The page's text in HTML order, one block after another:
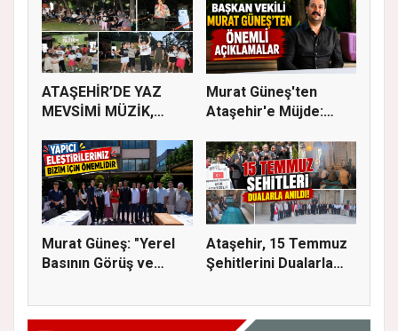
ATAŞEHİR’DE YAZ
MEVSİMİ MÜZİK,
Murat Güneş'ten
Ataşehir'e Müjde:
Murat Güneş: "Yerel
Basının Görüş ve
Ataşehir, 15 Temmuz
Şehitlerini Dualarla